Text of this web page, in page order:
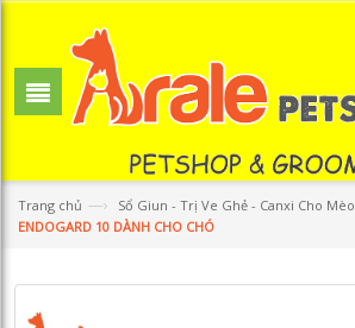
Trang chủ —› Sổ Giun - Trị Ve Ghẻ - Canxi Cho Mèo
ENDOGARD 10 DÀNH CHO CHÓ